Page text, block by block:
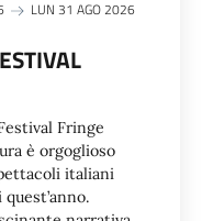
LUN 31 AGO 2026
Fringe
è orgoglioso
italiani